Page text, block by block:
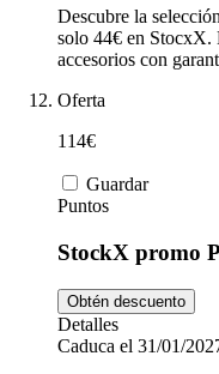
Descubre la
solo 44€ en StocxX.
accesorios con
Oferta
114€
Guardar
Puntos
StockX promo
Obtén descuento
Detalles
Caduca el 31/01/